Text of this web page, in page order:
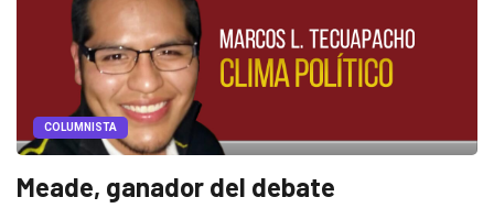
COLUMNISTA
Meade, ganador del debate